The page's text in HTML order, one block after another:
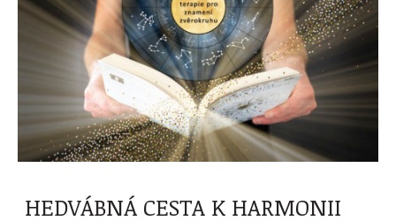
HEDVÁBNÁ CESTA K HARMONII